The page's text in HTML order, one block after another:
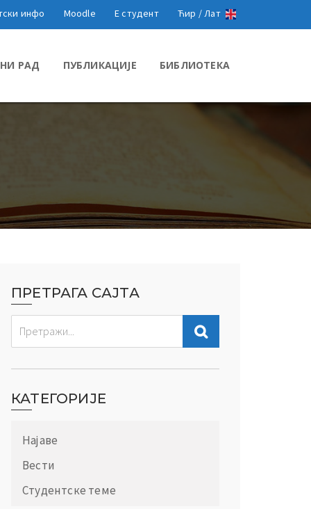
инфо Moodle Е студент Ћир /Лат
РАД ПУБЛИКАЦИЈЕ БИБЛИОТЕКА
ПРЕТРАГА САЈТА
КАТЕГОРИЈЕ
Најаве
Вести
Студентске теме